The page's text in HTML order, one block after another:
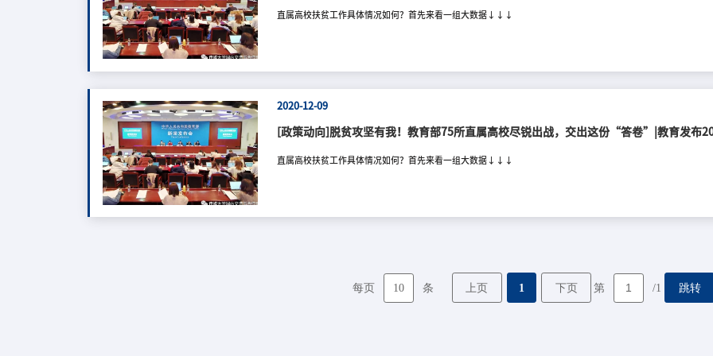
直属高校扶贫工作具体情况如何？首先来看一组大数据↓↓↓
2020-12-09
[政策动向]脱贫攻坚有我！教育部75所直属高校尽锐出战，交出这份“答卷”|教育发布
直属高校扶贫工作具体情况如何？首先来看一组大数据↓↓↓
每页 10 条 上页 1 下页 第 /1 跳转